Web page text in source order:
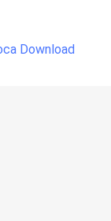
Download